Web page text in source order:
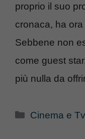
proprio il suo
cronaca, ha ora
Sebbene non
come guest
più nulla da
Categorie
Cinema e Tv